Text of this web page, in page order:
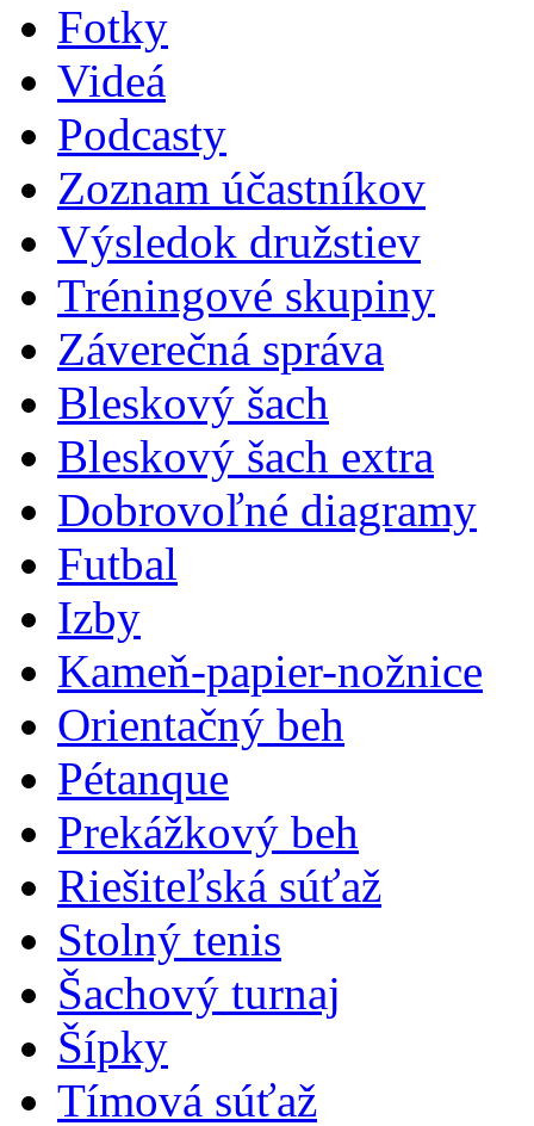
Fotky
Videá
Podcasty
Zoznam účastníkov
Výsledok družstiev
Tréningové skupiny
Záverečná správa
Bleskový šach
Bleskový šach extra
Dobrovoľné diagramy
Futbal
Izby
Kameň-papier-nožnice
Orientačný beh
Pétanque
Prekážkový beh
Riešiteľská súťaž
Stolný tenis
Šachový turnaj
Šípky
Tímová súťaž